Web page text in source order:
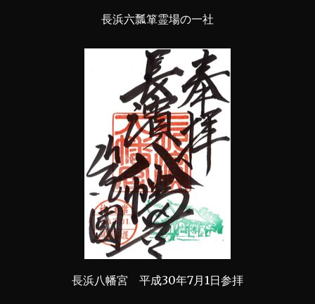
長浜六瓢箪霊場の一社
長浜八幡宮 平成30年7月1日参拝